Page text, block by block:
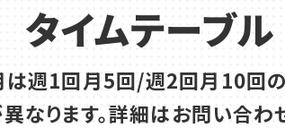
タイムテーブル
は週1回月5回/週2回月10回の
なります。詳細はお問い合わ